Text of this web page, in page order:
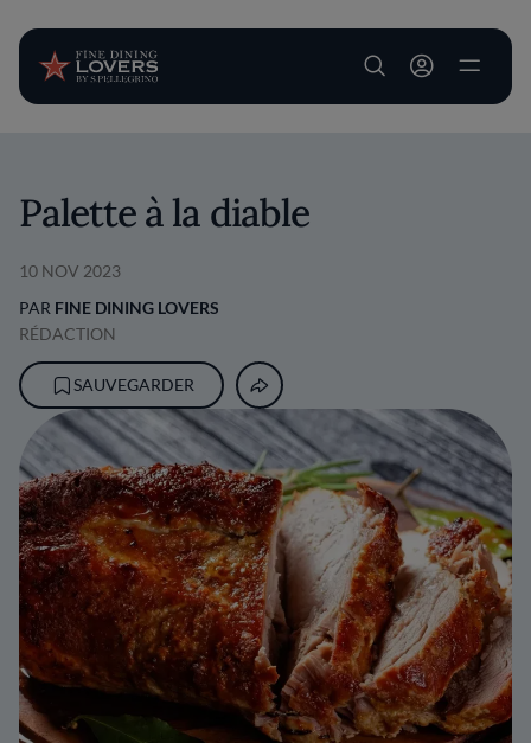
User account
Palette à la diable
10 NOV 2023
PAR FINE DINING LOVERS
RÉDACTION
SAUVEGARDER